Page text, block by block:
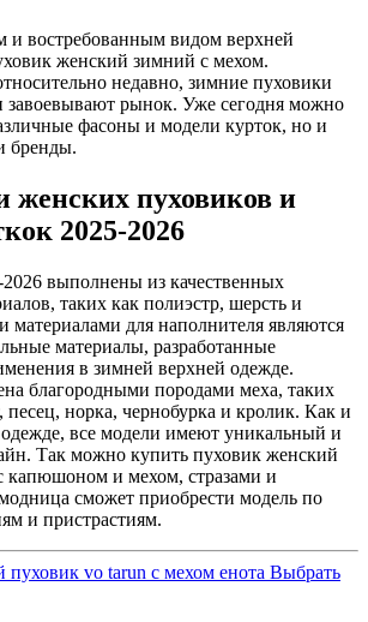
востребованным видом верхней
женский зимний с мехом.
недавно, зимние пуховики
рынок. Уже сегодня можно
фасоны и модели курток, но и
бренды.
женских пуховиков и
2025-2026
выполнены из качественных
таких как полиэстр, шерсть и
для наполнителя являются
материалы, разработанные
в зимней верхней одежде.
благородными породами меха, таких
норка, чернобурка и кролик. Как и
все модели имеют уникальный и
Так можно купить пуховик женский
капюшоном и мехом, стразами и
сможет приобрести модель по
и пристрастиям.
Выбрать